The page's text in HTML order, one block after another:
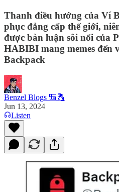
Thanh điều hướng của Ví
phục đẳng cấp thế giới,
được bàn luận sôi nổi của
HABIBI mang memes đến
Backpack
Benzel Blogs 🎒🔠
Jun 13, 2024
Listen